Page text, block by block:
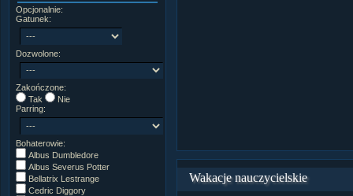
Opcjonalnie:
Gatunek:
Dozwolone:
Zakończone:
Tak
Nie
Parring:
Bohaterowie:
Albus Dumbledore
Albus Severus Potter
Bellatrix Lestrange
Cedric Diggory
Wakacje nauczycielskie